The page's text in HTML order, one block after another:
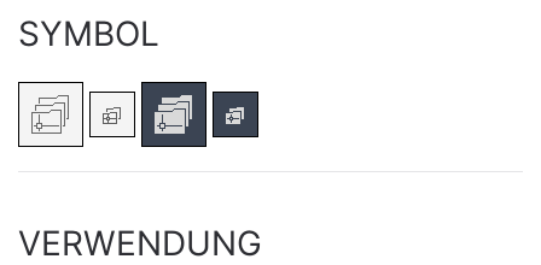
SYMBOL
VERWENDUNG